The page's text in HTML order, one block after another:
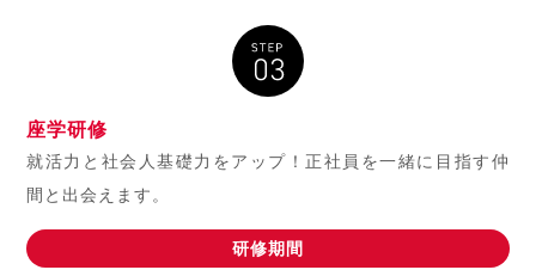
座学研修
就活力と社会人基礎力をアップ！正社員を一緒に目指す仲
間と出会えます。
研修期間